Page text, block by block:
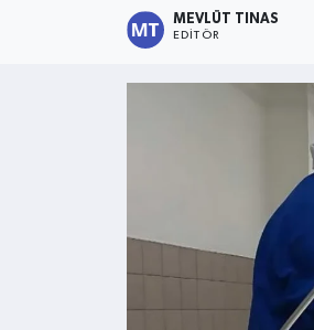
MEVLÜT TINAS
EDITÖR
Kültür - Sanat